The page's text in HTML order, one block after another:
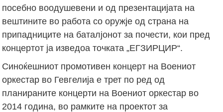
посебно воодушевени и од презентацијата на
вештините во работа со оружје од страна на
припадниците на баталјонот за почести, кои пред
концертот ја изведоа точката „ЕГЗИРЦИР“.
Синоќешниот промотивен концерт на Воениот
оркестар во Гевгелија е трет по ред од
планираните концерти на Воениот оркестар во
2014 година, во рамките на проектот за